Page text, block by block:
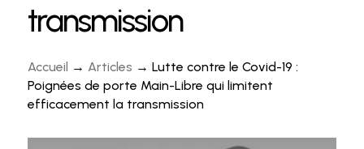
transmission
Accueil → Articles → Lutte contre le Covid-19 :
Poignées de porte Main-Libre qui limitent
efficacement la transmission